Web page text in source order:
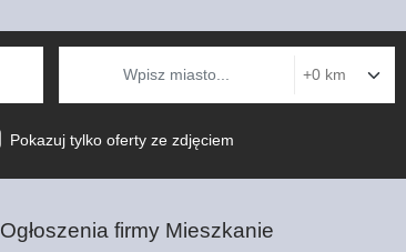
Pokazuj tylko oferty ze zdjęciem
Ogłoszenia firmy Mieszkanie